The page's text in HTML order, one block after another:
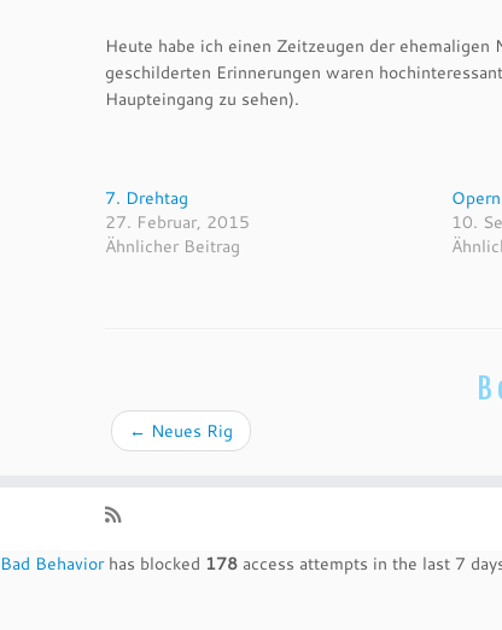
Heute habe ich einen Zeitzeugen der
geschilderten Erinnerungen waren
Haupteingang zu sehen).
7. Drehtag
27. Februar, 2015
Ähnlicher Beitrag
10.
← Neues Rig
Bad Behaviorhas blocked 178 access attempts in the last 7